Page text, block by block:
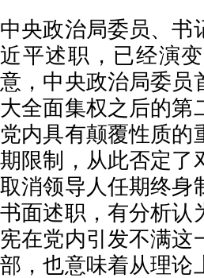
中央政治局委员、书
近平述职，已经演
意，中央政治局委员
大全面集权之后的第
党内具有颠覆性质的
期限制，从此否定了
取消领导人任期终身
书面述职，有分析认
宪在党内引发不满这
部，也意味着从理论